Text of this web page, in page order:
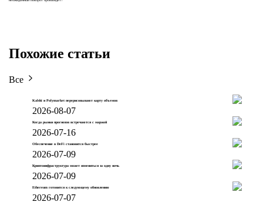
Похожие статьи
Все
Kalshi и Polymarket перерисовывают карту объемов
2026-08-07
Когда рынки прогнозов встречаются с маржой
2026-07-16
Обеспечение в DeFi становится быстрее
2026-07-09
Криптоинфраструктура может измениться за одну ночь
2026-07-09
Ethereum готовится к следующему обновлению
2026-07-07